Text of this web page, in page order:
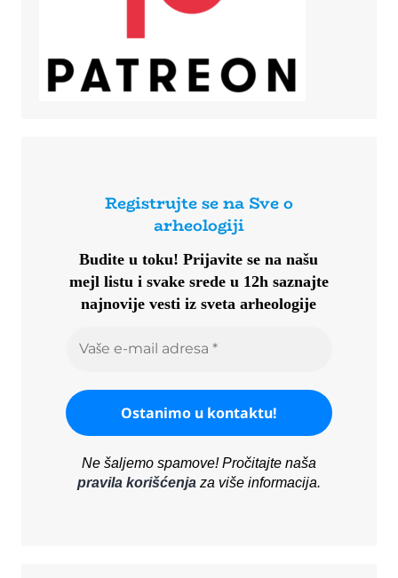
Registrujte se na Sve o
arheologiji
Budite u toku!Prijavite se na našu
mejl listu i svake srede u 12h saznajte
najnovije vesti iz sveta arheologije
Ne šaljemo spamove! Pročitajte naša
pravila korišćenjaza više informacija.